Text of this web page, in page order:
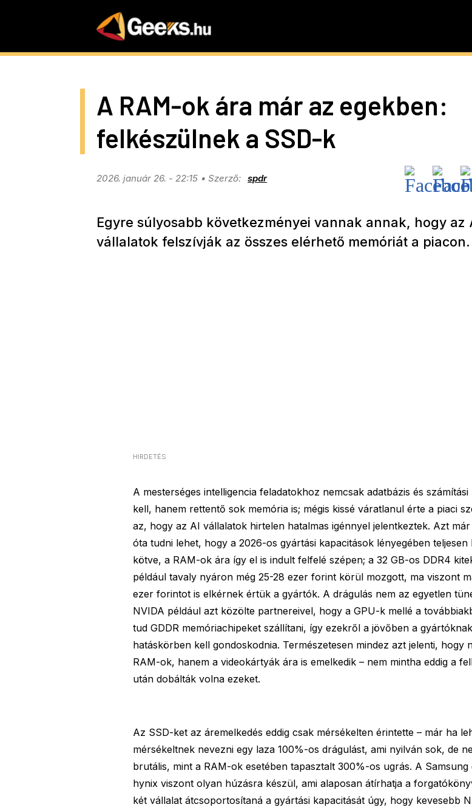
A RAM-ok ára már az egekben:
felkészülnek a SSD-k
2026. január 26. - 22:15 spdr
Egyre súlyosabb következményei vannak annak, hogy az
vállalatok felszívják az összes elérhető memóriát a piacon.
HIRDETÉS
A mesterséges intelligencia feladatokhoz nemcsak adatbázis és számítási
kell, hanem rettentő sok memória is; mégis kissé váratlanul érte a piaci
az, hogy az AI vállalatok hirtelen hatalmas igénnyel jelentkeztek. Azt
óta tudni lehet, hogy a 2026-os gyártási kapacitások lényegében teljesen
kötve, a RAM-ok ára így el is indult felfelé szépen; a 32 GB-os DDR4
például tavaly nyáron még 25-28 ezer forint körül mozgott, ma viszont
ezer forintot is elkérnek értük a gyártók. A drágulás nem az egyetlen
NVIDA például azt közölte partnereivel, hogy a GPU-k mellé a
tud GDDR memóriachipeket szállítani, így ezekről a jövőben a
hatáskörben kell gondoskodnia. Természetesen mindez azt jelenti, hogy
RAM-ok, hanem a videokártyák ára is emelkedik – nem mintha eddig a
után dobálták volna ezeket.
Az SSD-ket az áremelkedés eddig csak mérsékelten érintette – már ha
mérsékeltnek nevezni egy laza 100%-os drágulást, ami nyilván sok, de
brutális, mint a RAM-ok esetében tapasztalt 300%-os ugrás. A Samsung
hynix viszont olyan húzásra készül, ami alaposan átírhatja a
két vállalat átcsoportosítaná a gyártási kapacitását úgy, hogy kevesebb